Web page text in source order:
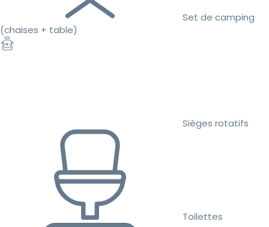
Set de camping
(chaises + table)
Sièges rotatifs
Toilettes